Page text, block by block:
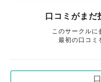
口コミがまだ
このサークルに
最初の口コミ